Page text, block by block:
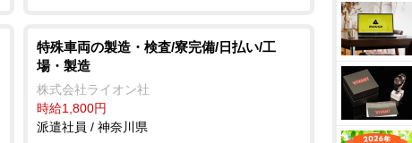
特殊車両の製造・検査/寮完備/日払い/工
場・製造
株式会社ライオン社
時給1,800円
派遣社員 / 神奈川県